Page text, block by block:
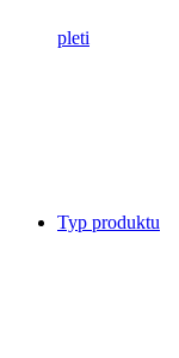
pleti
Typ produktu